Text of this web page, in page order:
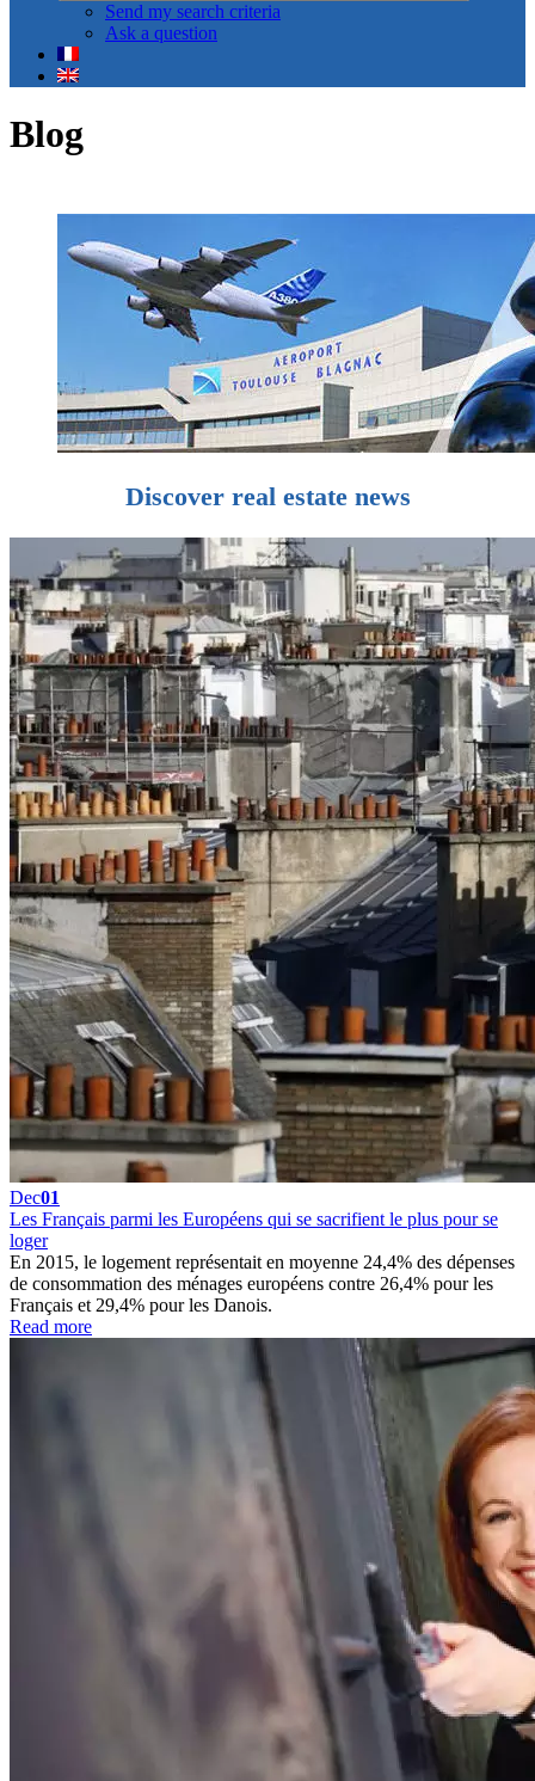
Send my search criteria
Ask a question
Blog
Discover real estate news
Dec01
Les Français parmi les Européens qui se sacrifient le plus pour se
loger
En 2015, le logement représentait en moyenne 24,4% des dépenses
de consommation des ménages européens contre 26,4% pour les
Français et 29,4% pour les Danois.
Read more